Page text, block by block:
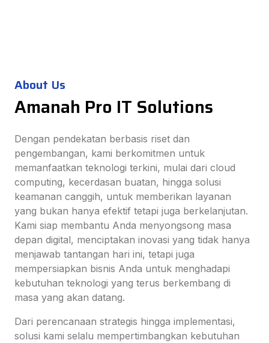
About Us
Amanah Pro IT Solutions
Dengan pendekatan berbasis riset dan
pengembangan, kami berkomitmen untuk
memanfaatkan teknologi terkini, mulai dari cloud
computing, kecerdasan buatan, hingga solusi
keamanan canggih, untuk memberikan layanan
yang bukan hanya efektif tetapi juga berkelanjutan.
Kami siap membantu Anda menyongsong masa
depan digital, menciptakan inovasi yang tidak hanya
menjawab tantangan hari ini, tetapi juga
mempersiapkan bisnis Anda untuk menghadapi
kebutuhan teknologi yang terus berkembang di
masa yang akan datang.
Dari perencanaan strategis hingga implementasi,
solusi kami selalu mempertimbangkan kebutuhan